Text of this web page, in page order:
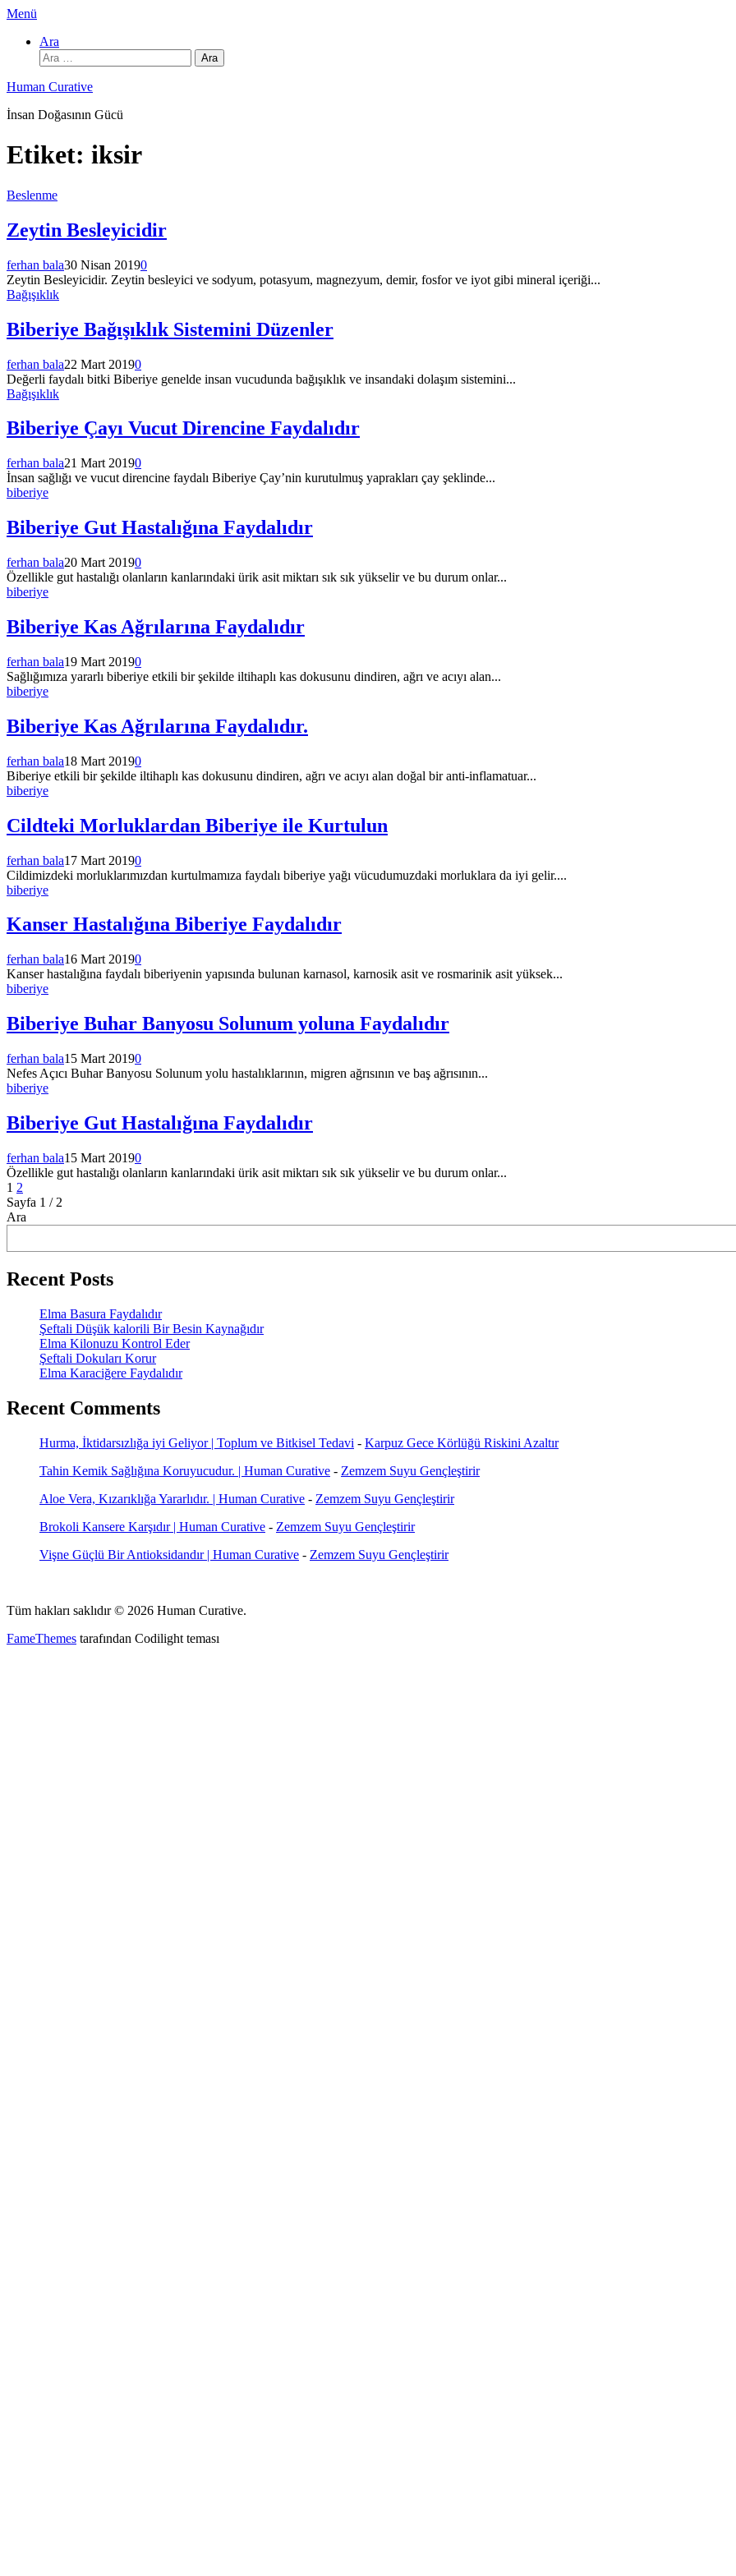
İçeriğe
Menü
Ara
Arama:
Human Curative
İnsan Doğasının Gücü
Etiket: iksir
Beslenme
Zeytin Besleyicidir
ferhan bala30 Nisan 20190
Zeytin Besleyicidir. Zeytin besleyici ve sodyum, potasyum, magnezyum, demir, fosfor ve iyot gibi mineral içeriği...
Bağışıklık
Biberiye Bağışıklık Sistemini Düzenler
ferhan bala22 Mart 20190
Değerli faydalı bitki Biberiye genelde insan vucudunda bağışıklık ve insandaki dolaşım sistemini...
Bağışıklık
Biberiye Çayı Vucut Direncine Faydalıdır
ferhan bala21 Mart 20190
İnsan sağlığı ve vucut direncine faydalı Biberiye Çay’nin kurutulmuş yaprakları çay şeklinde...
biberiye
Biberiye Gut Hastalığına Faydalıdır
ferhan bala20 Mart 20190
Özellikle gut hastalığı olanların kanlarındaki ürik asit miktarı sık sık yükselir ve bu durum onlar...
biberiye
Biberiye Kas Ağrılarına Faydalıdır
ferhan bala19 Mart 20190
Sağlığımıza yararlı biberiye etkili bir şekilde iltihaplı kas dokusunu dindiren, ağrı ve acıyı alan...
biberiye
Biberiye Kas Ağrılarına Faydalıdır.
ferhan bala18 Mart 20190
Biberiye etkili bir şekilde iltihaplı kas dokusunu dindiren, ağrı ve acıyı alan doğal bir anti-inflamatuar...
biberiye
Cildteki Morluklardan Biberiye ile Kurtulun
ferhan bala17 Mart 20190
Cildimizdeki morluklarımızdan kurtulmamıza faydalı biberiye yağı vücudumuzdaki morluklara da iyi gelir....
biberiye
Kanser Hastalığına Biberiye Faydalıdır
ferhan bala16 Mart 20190
Kanser hastalığına faydalı biberiyenin yapısında bulunan karnasol, karnosik asit ve rosmarinik asit yüksek...
biberiye
Biberiye Buhar Banyosu Solunum yoluna Faydalıdır
ferhan bala15 Mart 20190
Nefes Açıcı Buhar Banyosu Solunum yolu hastalıklarının, migren ağrısının ve baş ağrısının...
biberiye
Biberiye Gut Hastalığına Faydalıdır
ferhan bala15 Mart 20190
Özellikle gut hastalığı olanların kanlarındaki ürik asit miktarı sık sık yükselir ve bu durum onlar...
Yazı
gezinmesi
Sayfa
1 Sayfa
2
Sayfa 1 / 2
Ara
Recent Posts
Elma Basura Faydalıdır
Şeftali Düşük kalorili Bir Besin Kaynağıdır
Elma Kilonuzu Kontrol Eder
Şeftali Dokuları Korur
Elma Karaciğere Faydalıdır
Recent Comments
Hurma, İktidarsızlığa iyi Geliyor | Toplum ve Bitkisel Tedavi - Karpuz Gece Körlüğü Riskini Azaltır
Tahin Kemik Sağlığına Koruyucudur. | Human Curative - Zemzem Suyu Gençleştirir
Aloe Vera, Kızarıklığa Yararlıdır. | Human Curative - Zemzem Suyu Gençleştirir
Brokoli Kansere Karşıdır | Human Curative - Zemzem Suyu Gençleştirir
Vişne Güçlü Bir Antioksidandır | Human Curative - Zemzem Suyu Gençleştirir
Tüm hakları saklıdır © 2026 Human Curative.
FameThemes tarafından Codilight teması